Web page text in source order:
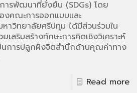
ารพัฒนาที่ยั่งยืน (SDGs) โดย
งคณะการออกแบบและ
าวิทยาลัยศรีปทุม ได้มีส่วนร่วมใน
เสริมสร้างทักษะการคิดเชิงวิเคราะห์
นการปลูกฝังจิตสำนึกด้านคุณค่าทาง
Read more